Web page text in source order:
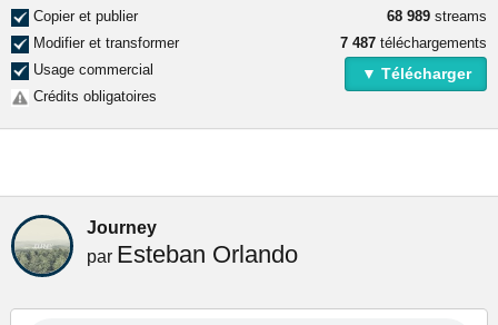
Copier et publier
Modifier et transformer
Usage commercial
Crédits obligatoires
68 989 streams
7 487 téléchargements
▼ Télécharger
Journey
par Esteban Orlando